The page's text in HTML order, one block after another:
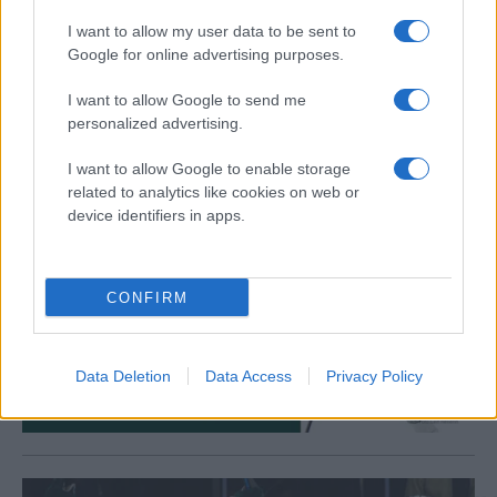
I want to allow my user data to be sent to
Google for online advertising purposes.
I want to allow Google to send me
personalized advertising.
I want to allow Google to enable storage
related to analytics like cookies on web or
device identifiers in apps.
CONFIRM
Data Deletion Data Access Privacy Policy
LÄS NÄSTA